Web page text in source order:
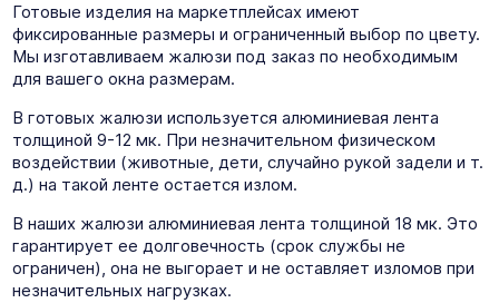
Готовые изделия на маркетплейсах имеют
фиксированные размеры и ограниченный выбор по цвету.
Мы изготавливаем жалюзи под заказ по необходимым
для вашего окна размерам.
В готовых жалюзи используется алюминиевая лента
толщиной 9-12 мк. При незначительном физическом
воздействии (животные, дети, случайно рукой задели и т.
д.) на такой ленте остается излом.
В наших жалюзи алюминиевая лента толщиной 18 мк. Это
гарантирует ее долговечность (срок службы не
ограничен), она не выгорает и не оставляет изломов при
незначительных нагрузках.